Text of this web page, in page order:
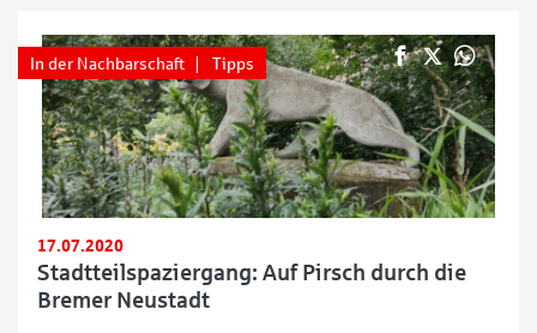
In der Nachbarschaft Tipps
17.07.2020
Stadtteilspaziergang: Auf Pirsch durch die
Bremer Neustadt